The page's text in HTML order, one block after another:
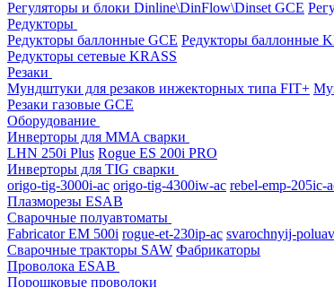
Регуляторы и блоки Dinline\DinFlow\Dinset GCE
Редукторы
Редукторы баллонные GCE Редукторы баллонные
Редукторы сетевые KRASS
Резаки
Мундштуки для резаков инжекторных типа FIT+
Резаки газовые GCE
Оборудование
Инверторы для MMA сварки
LHN 250i Plus Rogue ES 200i PRO
Инверторы для TIG сварки
origo-tig-3000i-ac origo-tig-4300iw-ac rebel-emp-205ic-
Плазморезы ESAB
Сварочные полуавтоматы
Fabricator EM 500i rogue-et-230ip-ac svarochnyij-
Сварочные тракторы SAW Фабрикаторы
Проволока ESAB
Порошковые проволоки